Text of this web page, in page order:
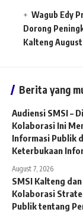
Wagub Edy
Dorong
Kalteng
Berita yang
Audiensi SMSI –
Kolaborasi Ini
Informasi Publik
Keterbukaan
August 7, 2026
SMSI Kalteng
Kolaborasi
Publik tentang